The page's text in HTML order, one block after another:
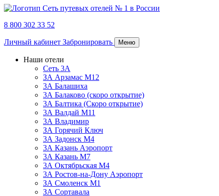
8 800 302 33 52
Личный кабинет Забронировать Меню
Наши отели
Сеть 3А
ЗА Арзамас М12
3А Балашиха
3А Балаково (скоро открытие)
3А Балтика (Скоро открытие)
3А Валдай М11
3А Владимир
ЗА Горячий Ключ
3А Задонск М4
3А Казань Аэропорт
3А Казань M7
3А Октябрьская М4
3А Ростов-на-Дону Аэропорт
ЗА Смоленск М1
ЗА Сортавала